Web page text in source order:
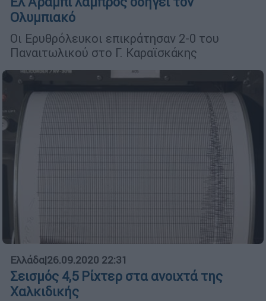
Ολυμπιακό
Οι Ερυθρόλευκοι επικράτησαν 2-0 του
Παναιτωλικού στο Γ. Καραϊσκάκης
Ελλάδα|26.09.2020 22:31
Σεισμός 4,5 Ρίχτερ στα ανοιχτά της
Χαλκιδικής